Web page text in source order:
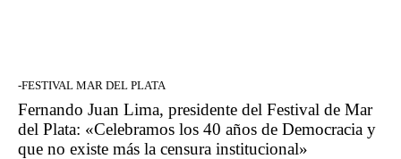
-FESTIVAL MAR DEL PLATA
Fernando Juan Lima, presidente del Festival de Mar
del Plata: «Celebramos los 40 años de Democracia y
que no existe más la censura institucional»